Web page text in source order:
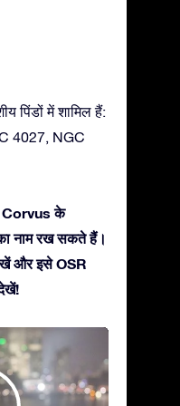
पिंडों में शामिल हैं:
4027, NGC
Corvus के
नाम रख सकते हैं।
और इसे OSR